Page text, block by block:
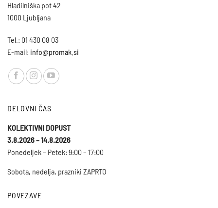
Hladilniška pot 42
1000 Ljubljana
Tel.: 01 430 08 03
E-mail: info@promak.si
DELOVNI ČAS
KOLEKTIVNI DOPUST
3.8.2026 – 14.8.2026
Ponedeljek – Petek: 9:00 – 17:00
Sobota, nedelja, prazniki ZAPRTO
POVEZAVE